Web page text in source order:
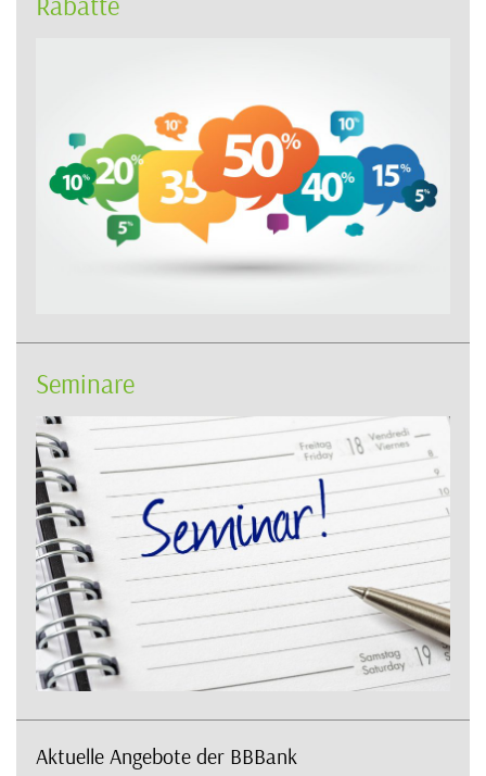
Seminare
Aktuelle Angebote der BBBank